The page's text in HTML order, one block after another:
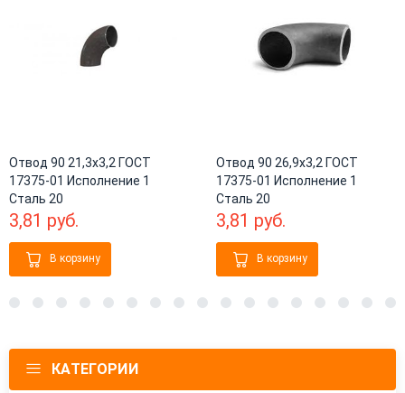
КАТЕГОРИИ
Отвод 90 21,3х3,2 ГОСТ
17375-01 Исполнение 1
Сталь 20
3,81 руб.
В корзину
Отвод 90 26,9х3,2 ГОСТ
17375-01 Исполнение 1
Сталь 20
3,81 руб.
В корзину
7 8 9 10 11 12 13 14 15 16 17 18 19